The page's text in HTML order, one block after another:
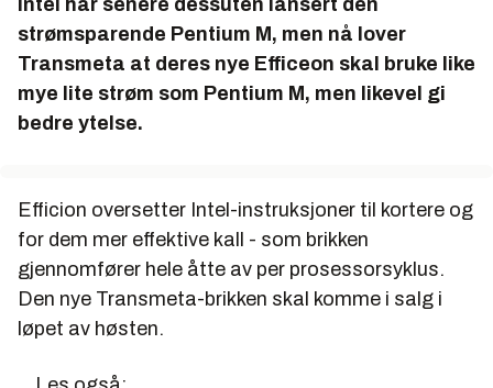
Intel har senere dessuten lansert den
strømsparende Pentium M, men nå lover
Transmeta at deres nye Efficeon skal bruke like
mye lite strøm som Pentium M, men likevel gi
bedre ytelse.
Efficion oversetter Intel-instruksjoner til kortere og
for dem mer effektive kall - som brikken
gjennomfører hele åtte av per prosessorsyklus.
Den nye Transmeta-brikken skal komme i salg i
løpet av høsten.